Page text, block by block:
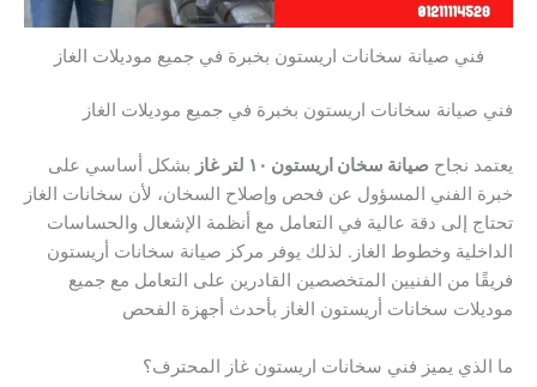
فني صيانة سخانات اريستون بخبرة في جميع موديلات الغاز
فني صيانة سخانات اريستون بخبرة في جميع موديلات الغاز
يعتمد نجاح صيانة سخان اريستون ١٠ لتر غاز
بشكل أساسي على
خبرة الفني المسؤول عن فحص وإصلاح السخان، لأن سخانات الغاز
تحتاج إلى دقة عالية في التعامل مع أنظمة الإشعال والحساسات
الداخلية وخطوط الغاز. لذلك يوفر مركز صيانة سخانات أريستون
فريقًا من الفنيين المتخصصين القادرين على التعامل مع جميع
موديلات سخانات أريستون الغاز بأحدث أجهزة الفحص
ما الذي يميز فني سخانات اريستون غاز المحترف؟